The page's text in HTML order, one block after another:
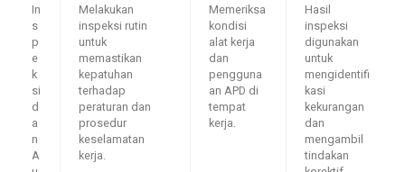
In
s
p
e
k
si
d
a
n
A
Melakukan
inspeksi rutin
untuk
memastikan
kepatuhan
terhadap
peraturan dan
prosedur
keselamatan
kerja.
Memeriksa
kondisi
alat kerja
dan
pengguna
an APD di
tempat
kerja.
Hasil
inspeksi
digunakan
untuk
mengidentifi
kasi
kekurangan
dan
mengambil
tindakan